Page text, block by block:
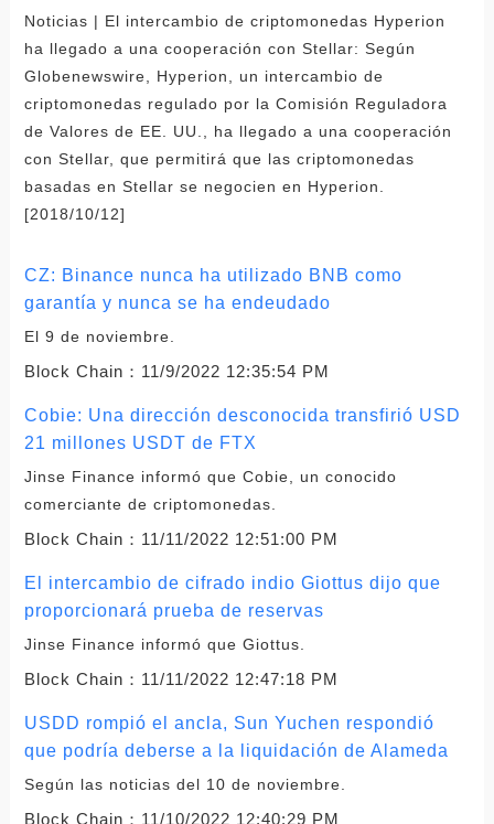
Noticias | El intercambio de criptomonedas Hyperion
ha llegado a una cooperación con Stellar: Según
Globenewswire, Hyperion, un intercambio de
criptomonedas regulado por la Comisión Reguladora
de Valores de EE. UU., ha llegado a una cooperación
con Stellar, que permitirá que las criptomonedas
basadas en Stellar se negocien en Hyperion.
[2018/10/12]
CZ: Binance nunca ha utilizado BNB como
garantía y nunca se ha endeudado
El 9 de noviembre.
Block Chain： 11/9/2022 12:35:54 PM
Cobie: Una dirección desconocida transfirió USD
21 millones USDT de FTX
Jinse Finance informó que Cobie, un conocido
comerciante de criptomonedas.
Block Chain： 11/11/2022 12:51:00 PM
El intercambio de cifrado indio Giottus dijo que
proporcionará prueba de reservas
Jinse Finance informó que Giottus.
Block Chain： 11/11/2022 12:47:18 PM
USDD rompió el ancla, Sun Yuchen respondió
que podría deberse a la liquidación de Alameda
Según las noticias del 10 de noviembre.
Block Chain： 11/10/2022 12:40:29 PM